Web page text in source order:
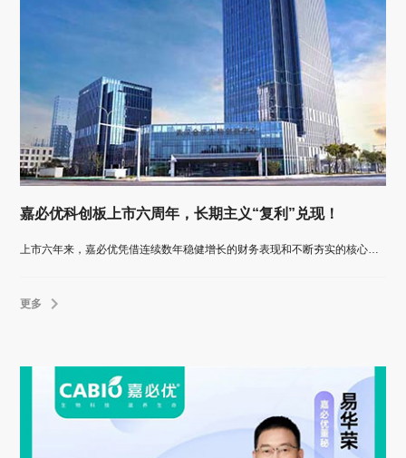
嘉必优科创板上市六周年，长期主义“复利”兑现！
上市六年来，嘉必优凭借连续数年稳健增长的财务表现和不断夯实的核心产品壁垒，划出一条清晰而稳健的增长曲线。
更多